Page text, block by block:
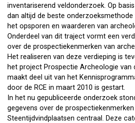
inventariserend veldonderzoek. Op
dan altijd de beste
het opsporen en waarderen van
Onderdeel van dit traject vormt een
over de prospectiekenmerken van
Het realiseren van deze verdieping is
het project Prospectie Archeologie van
maakt deel uit van het
door de RCE in maart 2010 is gestart.
In het nu gepubliceerde onderzoek
gegevens over de prospectiekenmerken
Steentijdvindplaatsen centraal. Deze